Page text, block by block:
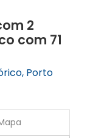
2
com 71
Porto